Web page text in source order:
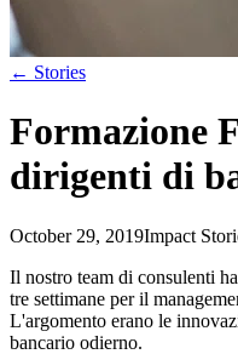
← Stories
Formazione
dirigenti di
October 29, 2019Impact
Il nostro team di consulenti
tre settimane per il
L'argomento erano le
bancario odierno.